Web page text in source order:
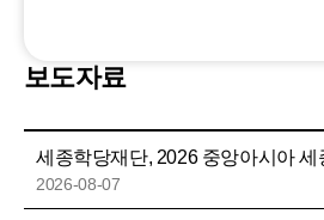
보도자료
세종학당재단, 2026 중앙아시아 세
2026-08-07